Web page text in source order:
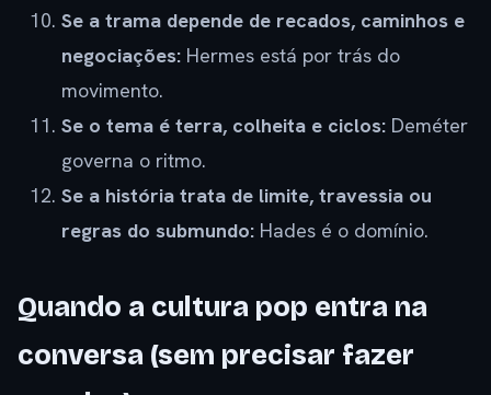
Se a trama depende de recados, caminhos e
negociações: Hermes está por trás do
movimento.
Se o tema é terra, colheita e ciclos: Deméter
governa o ritmo.
Se a história trata de limite, travessia ou
regras do submundo: Hades é o domínio.
Quando a cultura pop entra na
conversa (sem precisar fazer